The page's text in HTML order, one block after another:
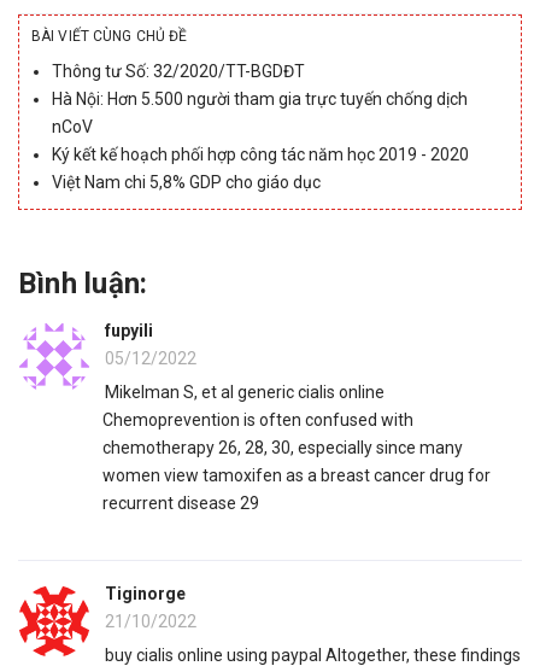
BÀI VIẾT CÙNG CHỦ ĐỀ
Thông tư Số: 32/2020/TT-BGDĐT
Hà Nội: Hơn 5.500 người tham gia trực tuyến chống dịch
nCoV
Ký kết kế hoạch phối hợp công tác năm học 2019 - 2020
Việt Nam chi 5,8% GDP cho giáo dục
Bình luận:
fupyili
05/12/2022
Mikelman S, et al generic cialis online
Chemoprevention is often confused with
chemotherapy 26, 28, 30, especially since many
women view tamoxifen as a breast cancer drug for
recurrent disease 29
Tiginorge
21/10/2022
buy cialis online using paypal Altogether, these findings